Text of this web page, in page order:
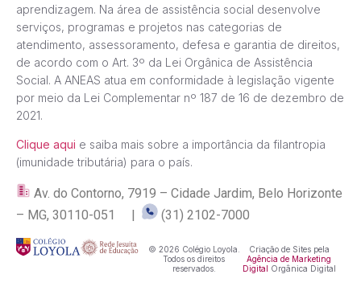
aprendizagem. Na área de assistência social desenvolve
serviços, programas e projetos nas categorias de
atendimento, assessoramento, defesa e garantia de direitos,
de acordo com o Art. 3º da Lei Orgânica de Assistência
Social. A ANEAS atua em conformidade à legislação vigente
por meio da Lei Complementar nº 187 de 16 de dezembro de
2021.
Clique aqui e saiba mais sobre a importância da filantropia
(imunidade tributária) para o país.
Av. do Contorno, 7919 – Cidade Jardim, Belo Horizonte
– MG, 30110-051 |
(31) 2102-7000
© 2026 Colégio Loyola.
Todos os direitos
reservados.
Criação de Sites pela
Agência de Marketing
Digital Orgânica Digital